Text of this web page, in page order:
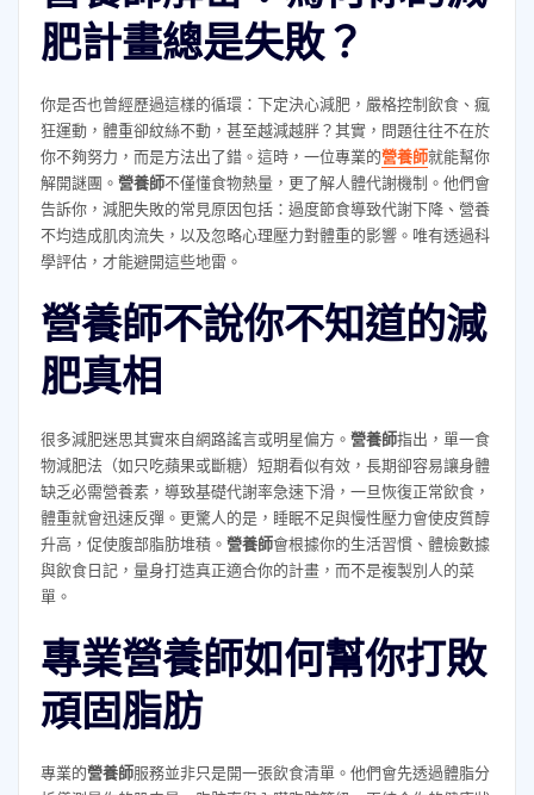
肥計畫總是失敗？
你是否也曾經歷過這樣的循環：下定決心減肥，嚴格控制飲食、瘋
狂運動，體重卻紋絲不動，甚至越減越胖？其實，問題往往不在於
你不夠努力，而是方法出了錯。這時，一位專業的營養師就能幫你
解開謎團。 營養師不僅懂食物熱量，更了解人體代謝機制。他們會
告訴你，減肥失敗的常見原因包括：過度節食導致代謝下降、營養
不均造成肌肉流失，以及忽略心理壓力對體重的影響。唯有透過科
學評估，才能避開這些地雷。
營養師不說你不知道的減
肥真相
很多減肥迷思其實來自網路謠言或明星偏方。 營養師指出，單一食
物減肥法（如只吃蘋果或斷糖）短期看似有效，長期卻容易讓身體
缺乏必需營養素，導致基礎代謝率急速下滑，一旦恢復正常飲食，
體重就會迅速反彈。更驚人的是，睡眠不足與慢性壓力會使皮質醇
升高，促使腹部脂肪堆積。 營養師會根據你的生活習慣、體檢數據
與飲食日記，量身打造真正適合你的計畫，而不是複製別人的菜
單。
專業營養師如何幫你打敗
頑固脂肪
專業的營養師服務並非只是開一張飲食清單。他們會先透過體脂分